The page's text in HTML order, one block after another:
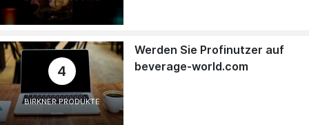
4
BIRKNER PRODUKTE
Werden Sie Profinutzer auf
beverage-world.com